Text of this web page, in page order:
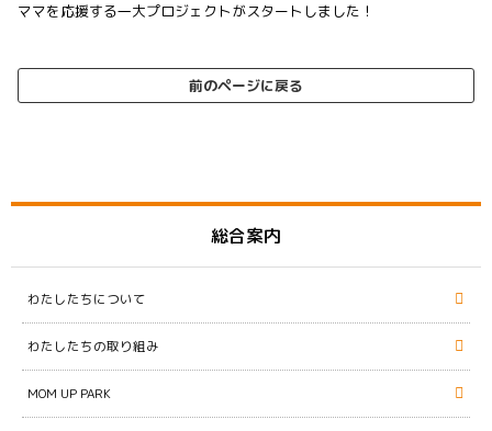
ママを応援する一大プロジェクトがスタートしました！
前のページに戻る
総合案内
わたしたちについて
わたしたちの取り組み
MOM UP PARK